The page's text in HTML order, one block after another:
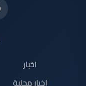
اخبار
اخبار محلية